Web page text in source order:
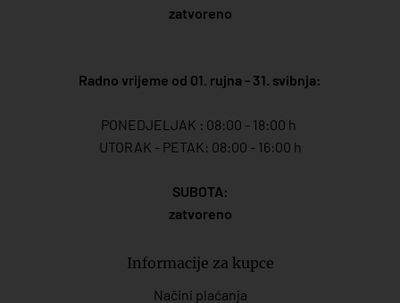
zatvoreno
Radno vrijeme od 01. rujna - 31. svibnja:
PONEDJELJAK : 08:00 - 18:00 h
UTORAK - PETAK: 08:00 - 16:00 h
SUBOTA:
zatvoreno
Informacije za kupce
Načini plaćanja